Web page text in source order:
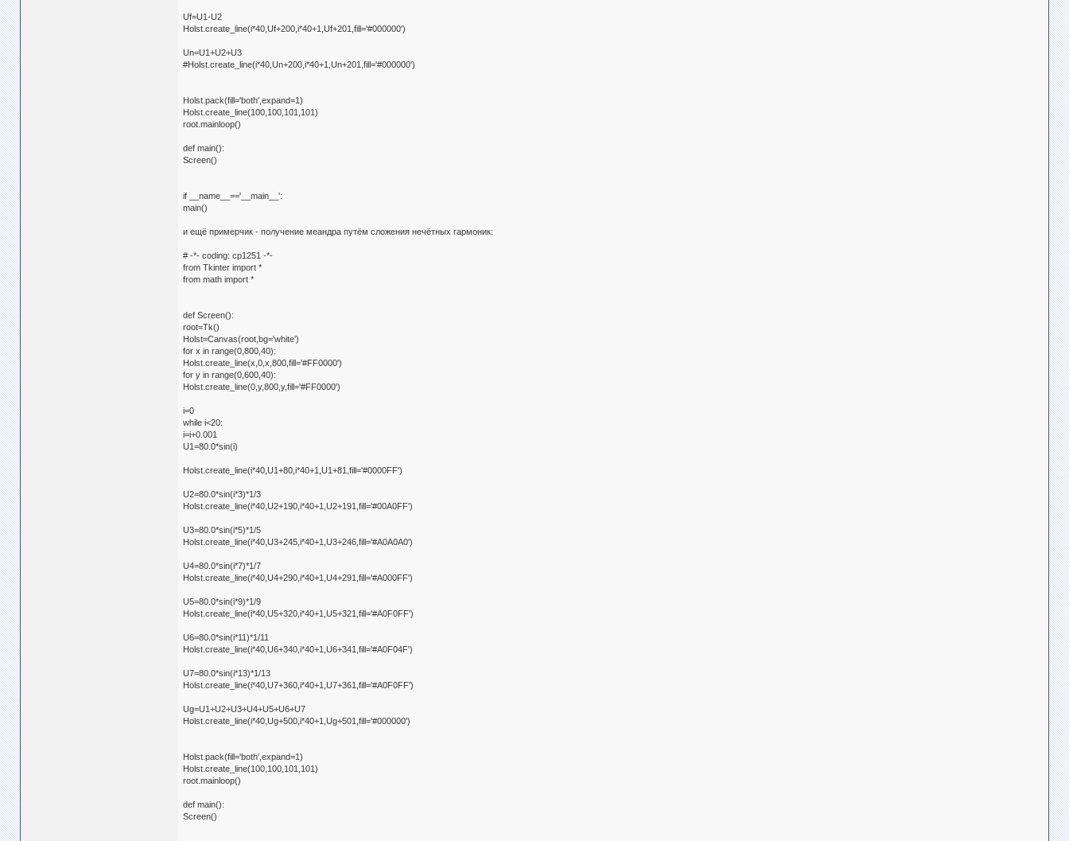
Uf=U1-U2
Holst.create_line(i*40,Uf+200,i*40+1,Uf+201,fill='#000000')
Un=U1+U2+U3
#Holst.create_line(i*40,Un+200,i*40+1,Un+201,fill='#000000')
Holst.pack(fill='both',expand=1)
Holst.create_line(100,100,101,101)
root.mainloop()
def main():
Screen()
if __name__=='__main__':
main()
и ещё примерчик - получение меандра путём сложения нечётных гармоник:
# -*- coding: cp1251 -*-
from Tkinter import *
from math import *
def Screen():
root=Tk()
Holst=Canvas(root,bg='white')
for x in range(0,800,40):
Holst.create_line(x,0,x,800,fill='#FF0000')
for y in range(0,600,40):
Holst.create_line(0,y,800,y,fill='#FF0000')
i=0
while i<20:
i=i+0.001
U1=80.0*sin(i)
Holst.create_line(i*40,U1+80,i*40+1,U1+81,fill='#0000FF')
U2=80.0*sin(i*3)*1/3
Holst.create_line(i*40,U2+190,i*40+1,U2+191,fill='#00A0FF')
U3=80.0*sin(i*5)*1/5
Holst.create_line(i*40,U3+245,i*40+1,U3+246,fill='#A0A0A0')
U4=80.0*sin(i*7)*1/7
Holst.create_line(i*40,U4+290,i*40+1,U4+291,fill='#A000FF')
U5=80.0*sin(i*9)*1/9
Holst.create_line(i*40,U5+320,i*40+1,U5+321,fill='#A0F0FF')
U6=80.0*sin(i*11)*1/11
Holst.create_line(i*40,U6+340,i*40+1,U6+341,fill='#A0F04F')
U7=80.0*sin(i*13)*1/13
Holst.create_line(i*40,U7+360,i*40+1,U7+361,fill='#A0F0FF')
Ug=U1+U2+U3+U4+U5+U6+U7
Holst.create_line(i*40,Ug+500,i*40+1,Ug+501,fill='#000000')
Holst.pack(fill='both',expand=1)
Holst.create_line(100,100,101,101)
root.mainloop()
def main():
Screen()